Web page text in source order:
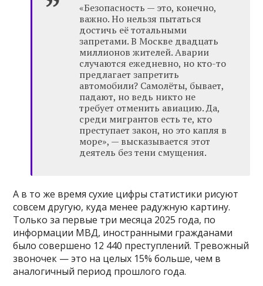
«Безопасность — это, конечно,
важно. Но нельзя пытаться
достичь её тотальными
запретами. В Москве двадцать
миллионов жителей. Аварии
случаются ежедневно, но кто-то
предлагает запретить
автомобили? Самолёты, бывает,
падают, но ведь никто не
требует отменить авиацию. Да,
среди мигрантов есть те, кто
преступает закон, но это капля в
море», — высказывается этот
деятель без тени смущения.
А в то же время сухие цифры статистики рисуют
совсем другую, куда менее радужную картину.
Только за первые три месяца 2025 года, по
информации МВД, иностранными гражданами
было совершено 12 440 преступлений. Тревожный
звоночек — это на целых 15% больше, чем в
аналогичный период прошлого года.